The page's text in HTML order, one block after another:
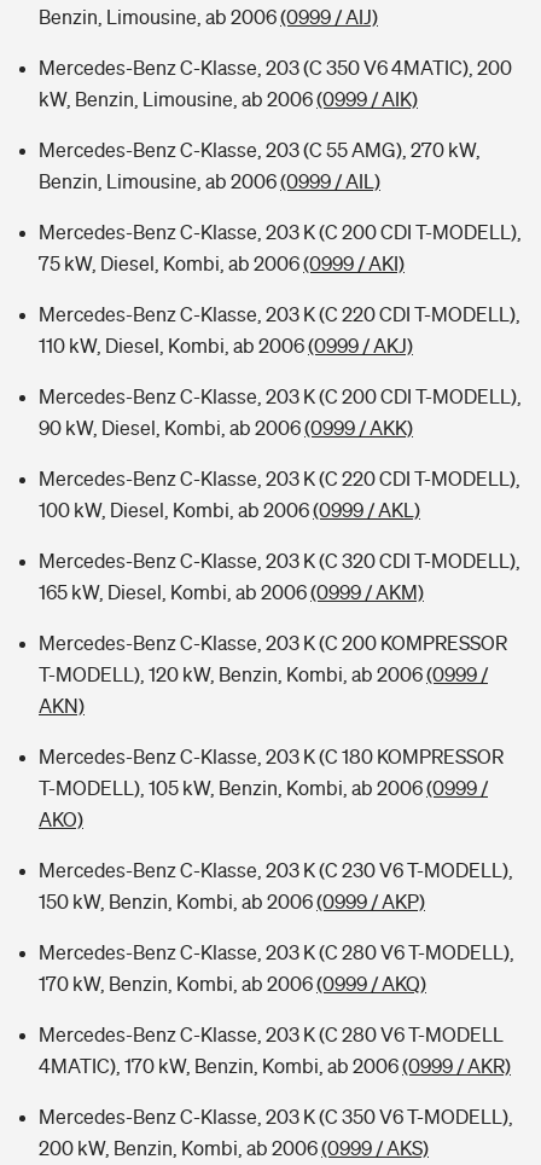
Benzin, Limousine, ab 2006(0999 / AIJ)
Mercedes-Benz C-Klasse, 203 (C 350 V6 4MATIC), 200
kW, Benzin, Limousine, ab 2006(0999 / AIK)
Mercedes-Benz C-Klasse, 203 (C 55 AMG), 270 kW,
Benzin, Limousine, ab 2006(0999 / AIL)
Mercedes-Benz C-Klasse, 203 K (C 200 CDI T-MODELL),
75 kW, Diesel, Kombi, ab 2006(0999 / AKI)
Mercedes-Benz C-Klasse, 203 K (C 220 CDI T-MODELL),
110 kW, Diesel, Kombi, ab 2006(0999 / AKJ)
Mercedes-Benz C-Klasse, 203 K (C 200 CDI T-MODELL),
90 kW, Diesel, Kombi, ab 2006(0999 / AKK)
Mercedes-Benz C-Klasse, 203 K (C 220 CDI T-MODELL),
100 kW, Diesel, Kombi, ab 2006(0999 / AKL)
Mercedes-Benz C-Klasse, 203 K (C 320 CDI T-MODELL),
165 kW, Diesel, Kombi, ab 2006(0999 / AKM)
Mercedes-Benz C-Klasse, 203 K (C 200 KOMPRESSOR
T-MODELL), 120 kW, Benzin, Kombi, ab 2006(0999 /
AKN)
Mercedes-Benz C-Klasse, 203 K (C 180 KOMPRESSOR
T-MODELL), 105 kW, Benzin, Kombi, ab 2006(0999 /
AKO)
Mercedes-Benz C-Klasse, 203 K (C 230 V6 T-MODELL),
150 kW, Benzin, Kombi, ab 2006(0999 / AKP)
Mercedes-Benz C-Klasse, 203 K (C 280 V6 T-MODELL),
170 kW, Benzin, Kombi, ab 2006(0999 / AKQ)
Mercedes-Benz C-Klasse, 203 K (C 280 V6 T-MODELL
4MATIC), 170 kW, Benzin, Kombi, ab 2006(0999 / AKR)
Mercedes-Benz C-Klasse, 203 K (C 350 V6 T-MODELL),
200 kW, Benzin, Kombi, ab 2006(0999 / AKS)